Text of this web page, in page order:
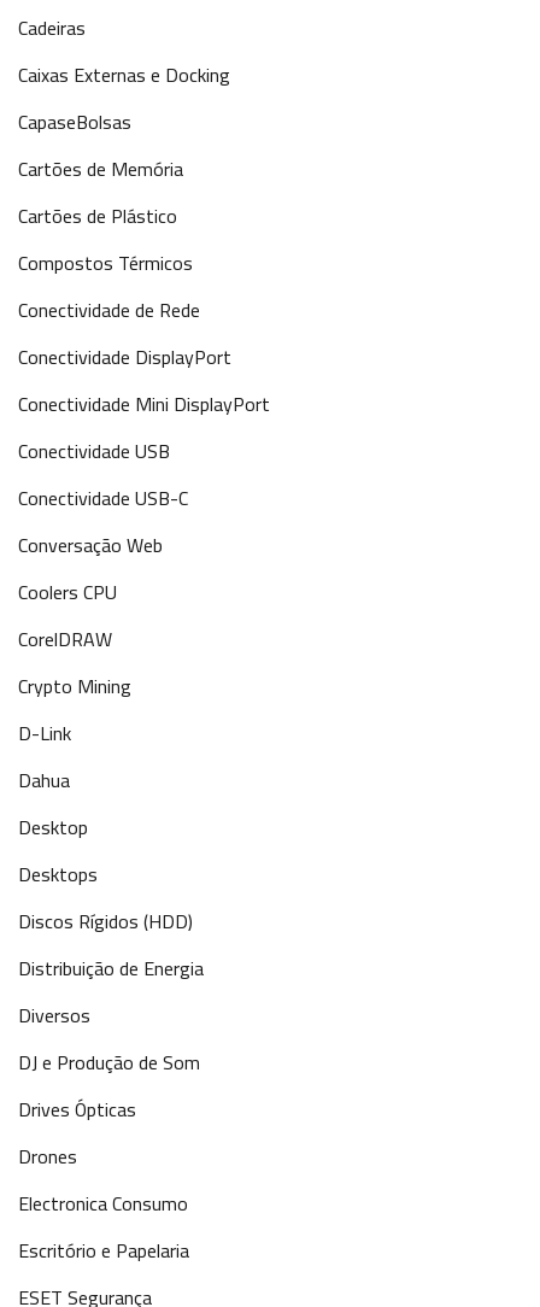
Cadeiras
Caixas Externas e Docking
CapaseBolsas
Cartões de Memória
Cartões de Plástico
Compostos Térmicos
Conectividade de Rede
Conectividade DisplayPort
Conectividade Mini DisplayPort
Conectividade USB
Conectividade USB-C
Conversação Web
Coolers CPU
CorelDRAW
Crypto Mining
D-Link
Dahua
Desktop
Desktops
Discos Rígidos (HDD)
Distribuição de Energia
Diversos
DJ e Produção de Som
Drives Ópticas
Drones
Electronica Consumo
Escritório e Papelaria
ESET Segurança